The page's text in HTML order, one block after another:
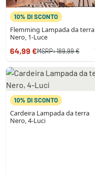
10% DI SCONTO
Flemming Lampada da terra
Nero, 1-Luce
64,99 €MSRP:189,99 €
10% DI SCONTO
Cardeira Lampada da terra
Nero, 4-Luci